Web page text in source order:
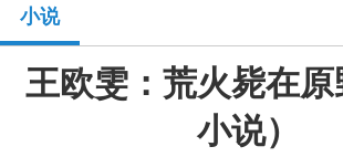
历届主席团
新闻
文学动态 作协工作
小说
王欧雯：荒火毙在
小说）